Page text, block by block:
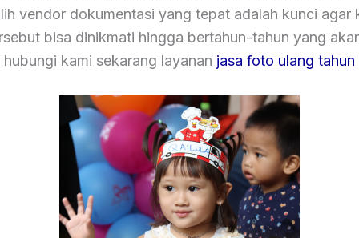
vendor dokumentasi yang tepat adalah kunci agar
bisa dinikmati hingga bertahun-tahun yang
hubungi kami sekarang layanan jasa foto ulang tahun